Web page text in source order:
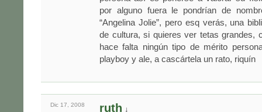
por alguno fuera le pondrían de
“Angelina Jolie”, pero esq verás, una
de cultura, si quieres ver tetas grandes,
hace falta ningún tipo de mérito
playboy y ale, a cascártela un rato, riquín
Dic 17, 2008 ruth ↓